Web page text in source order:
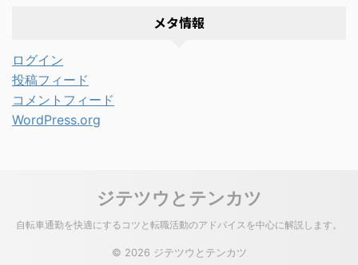
メタ情報
ログイン
投稿フィード
コメントフィード
WordPress.org
ジテツウとテンカツ
自転車通勤を快適にするコツと転職活動のアドバイスを中心に解説します。
© 2026 ジテツウとテンカツ